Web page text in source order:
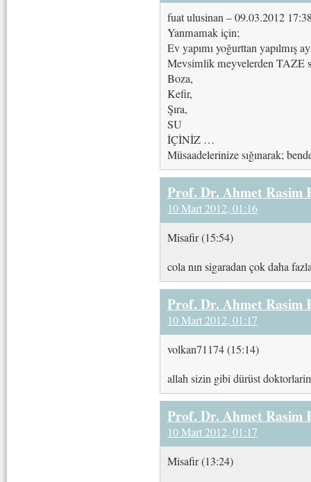
fuat ulusinan – 09.03.2012
Yanmamak için;
Ev yapımı yoğurttan yapılmış
Mevsimlik meyvelerden TAZE
Boza,
Kefir,
Şıra,
SU
İÇİNİZ …
Müsaadelerinize sığınarak;
Prof. Dr. Ahmet Rasim
10 Mart 2012, 01:16
Misafir (15:54)
cola nın sigaradan çok daha
Prof. Dr. Ahmet Rasim
10 Mart 2012, 01:17
volkan71174 (15:14)
allah sizin gibi dürüst
Prof. Dr. Ahmet Rasim
10 Mart 2012, 01:17
Misafir (13:24)